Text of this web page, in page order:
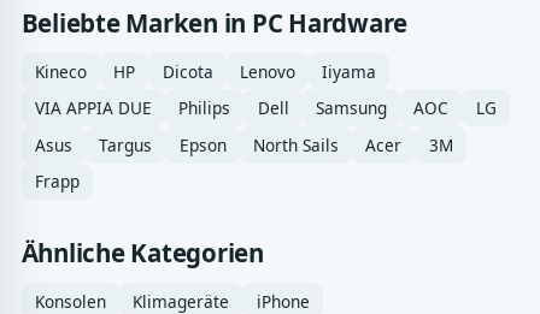
Beliebte Marken in PC Hardware
Kineco HP Dicota Lenovo
Iiyama
VIA APPIA DUE
Philips Dell Samsung AOC
LG
Asus
Targus Epson North Sails Acer
3M
Frapp
Ähnliche Kategorien
Konsolen Klimageräte
iPhone